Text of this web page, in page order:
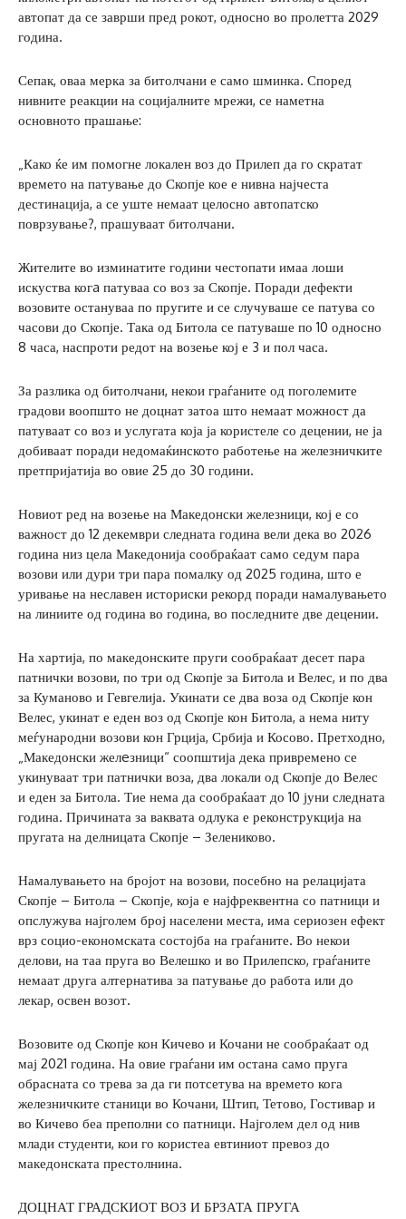
автопат да се заврши пред рокот, односно во пролетта 2029
година.
Сепак, оваа мерка за битолчани е само шминка. Според
нивните реакции на социјалните мрежи, се наметна
основното прашање:
„Како ќе им помогне локален воз до Прилеп да го скратат
времето на патување до Скопје кое е нивна најчеста
дестинација, а се уште немаат целосно автопатско
поврзување?, прашуваат битолчани.
Жителите во изминатите години честопати имаа лоши
искуства когa патуваа со воз за Скопје. Поради дефекти
возовите остануваа по пругите и се случуваше се патува со
часови до Скопје. Така од Битола се патуваше по 10 односно
8 часа, наспроти редот на возење кој е 3 и пол часа.
За разлика од битолчани, некои граѓаните од поголемите
градови воопшто не доцнат затоа што немаат можност да
патуваат со воз и услугата која ја користеле со децении, не ја
добиваат поради недомаќинското работење на железничките
претпријатија во овие 25 до 30 години.
Новиот ред на возење на Македонски железници, кој е со
важност до 12 декември следната година вели дека во 2026
година низ цела Македонија сообраќаат само седум пара
возови или дури три пара помалку од 2025 година, што е
уривање на неславен историски рекорд поради намалувањето
на линиите од година во година, во последните две децении.
На хартија, по македонските пруги сообраќаат десет пара
патнички возови, по три од Скопје за Битола и Велес, и по два
за Куманово и Гевгелија. Укинати се два воза од Скопје кон
Велес, укинат е еден воз од Скопје кон Битола, а нема ниту
меѓународни возови кон Грција, Србија и Косово. Претходно,
„Македонски желeзници“ соопштија дека привремено се
укинуваат три патнички воза, два локали од Скопје до Велес
и еден за Битола. Тие нема да сообраќаат до 10 јуни следната
година. Причината за ваквата одлука е реконструкција на
пругата на делницата Скопје – Зелениково.
Намалувањето на бројот на возови, посебно на релацијата
Скопје – Битола – Скопје, која е најфреквентна со патници и
опслужува најголем број населени места, има сериозен ефект
врз социо-економската состојба на граѓаните. Во некои
делови, на таа пруга во Велешко и во Прилепско, граѓаните
немаат друга алтернатива за патување до работа или до
лекар, освен возот.
Возовите од Скопје кон Кичево и Кочани не сообраќаат од
мај 2021 година. На овие граѓани им остана само пруга
обрасната со трева за да ги потсетува на времето кога
железничките станици во Кочани, Штип, Тетово, Гостивар и
во Кичево беа преполни со патници. Најголем дел од нив
млади студенти, кои го користеа евтиниот превоз до
македонската престолнина.
ДОЦНАТ ГРАДСКИОТ ВОЗ И БРЗАТА ПРУГА